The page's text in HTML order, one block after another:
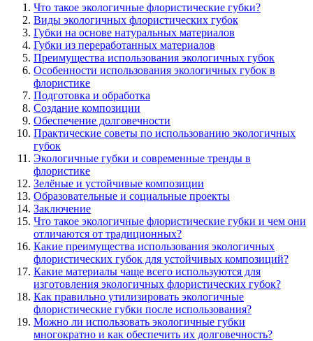
Что такое экологичные флористические губки?
Виды экологичных флористических губок
Губки на основе натуральных материалов
Губки из переработанных материалов
Преимущества использования экологичных губок
Особенности использования экологичных губок в
флористике
Подготовка и обработка
Создание композиции
Обеспечение долговечности
Практические советы по использованию экологичных
губок
Экологичные губки и современные тренды в
флористике
Зелёные и устойчивые композиции
Образовательные и социальные проекты
Заключение
Что такое экологичные флористические губки и чем они
отличаются от традиционных?
Какие преимущества использования экологичных
флористических губок для устойчивых композиций?
Какие материалы чаще всего используются для
изготовления экологичных флористических губок?
Как правильно утилизировать экологичные
флористические губки после использования?
Можно ли использовать экологичные губки
многократно и как обеспечить их долговечность?